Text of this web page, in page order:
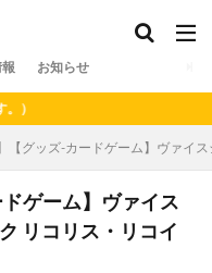
お知らせ
【グッズ-カードゲーム】ヴァイ
ゲーム】ヴァイス
リコリス・リコイ